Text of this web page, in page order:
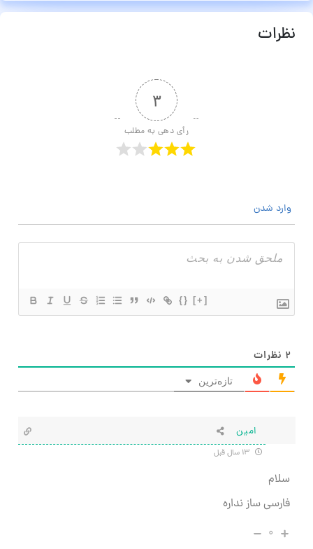
نظرات
۳
رأی دهی به مطلب
وارد شدن
{} [+]
۲ نظرات
تازه‌ترین
امین
سلام
فارسی ساز نداره
۰